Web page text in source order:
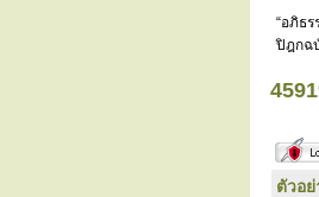
“อภิธ
ปิฎกฉ
ตัวอ